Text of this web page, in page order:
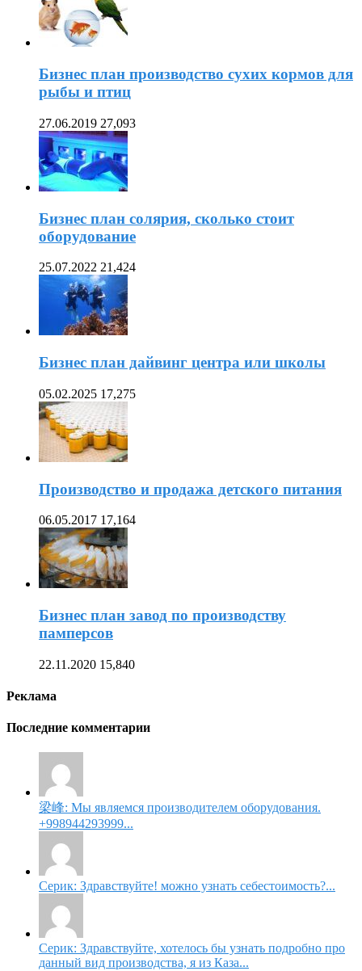
Бизнес план производство сухих кормов для
рыбы и птиц
27.06.2019 27,093
Бизнес план солярия, сколько стоит
оборудование
25.07.2022 21,424
Бизнес план дайвинг центра или школы
05.02.2025 17,275
Производство и продажа детского питания
06.05.2017 17,164
Бизнес план завод по производству
памперсов
22.11.2020 15,840
Реклама
Последние комментарии
梁峰: Мы являемся производителем оборудования.
+998944293999...
Серик: Здравствуйте! можно узнать себестоимость?...
Серик: Здравствуйте, хотелось бы узнать подробно про
данный вид производства, я из Каза...